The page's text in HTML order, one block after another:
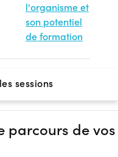
l'organisme et
son potentiel
de formation
sessions
parcours de vos